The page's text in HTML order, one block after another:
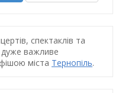
спектаклів та
важливе
міста Тернопіль.